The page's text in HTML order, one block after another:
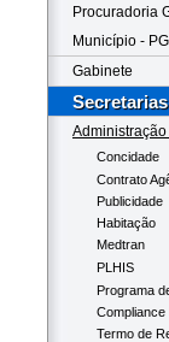
Procuradoria
Município -
Gabinete
Secretarias
Concidade
Contrato
Publicidade
Habitação
Medtran
PLHIS
Programa
Compliance
Termo de